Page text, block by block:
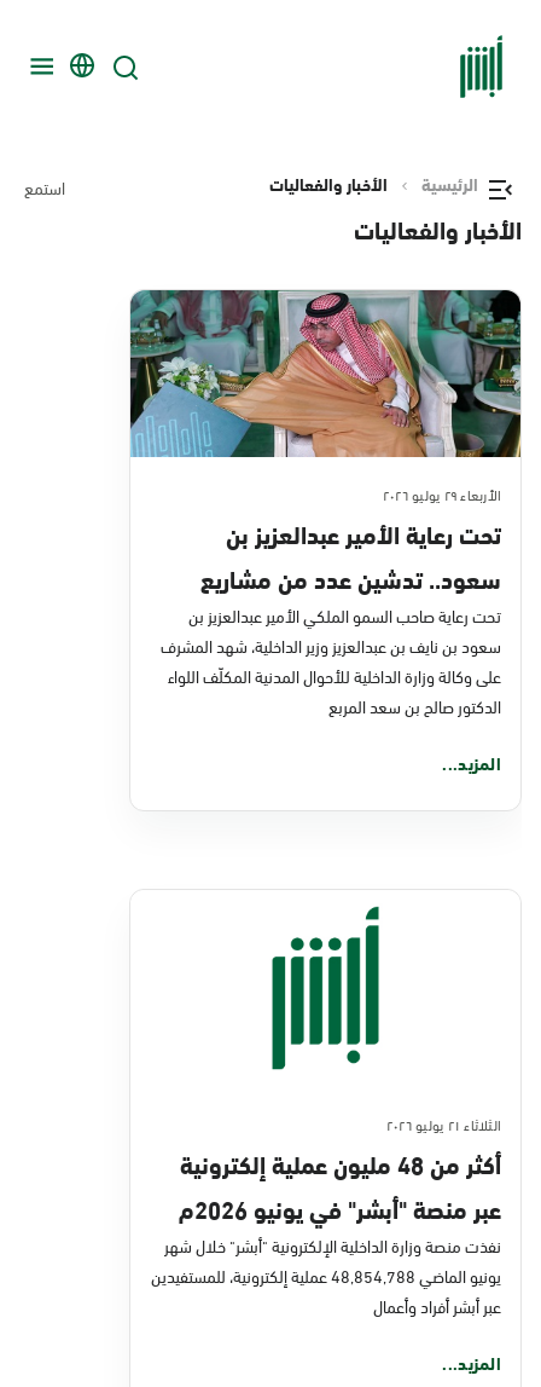
الرئيسية الأخبار والفعاليات استمع
الأخبار والفعاليات
الأربعاء ٢٩ يوليو ٢٠٢٦
تحت رعاية الأمير عبدالعزيز بن
سعود.. تدشين عدد من مشاريع
التحول الرقمي والخدمات الإلكترونية
للأحوال المدنية
تحت رعاية صاحب السمو الملكي الأمير عبدالعزيز بن
سعود بن نايف بن عبدالعزيز وزير الداخلية، شهد المشرف
على وكالة وزارة الداخلية للأحوال المدنية المكلّف اللواء
الدكتور صالح بن سعد المربع
المزيد...
الثلاثاء ٢١ يوليو ٢٠٢٦
أكثر من 48 مليون عملية إلكترونية
عبر منصة "أبشر" في يونيو 2026م
نفذت منصة وزارة الداخلية الإلكترونية "أبشر" خلال شهر
يونيو الماضي 48,854,788 عملية إلكترونية، للمستفيدين
عبر أبشر أفراد وأعمال
المزيد...